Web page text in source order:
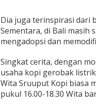
Dia juga terinspirasi dari
Sementara, di Bali masih
mengadopsi dan
Singkat cerita, dengan
usaha kopi gerobak
Wita Sruuput Kopi biasa
pukul 16.00-18.30 Wita